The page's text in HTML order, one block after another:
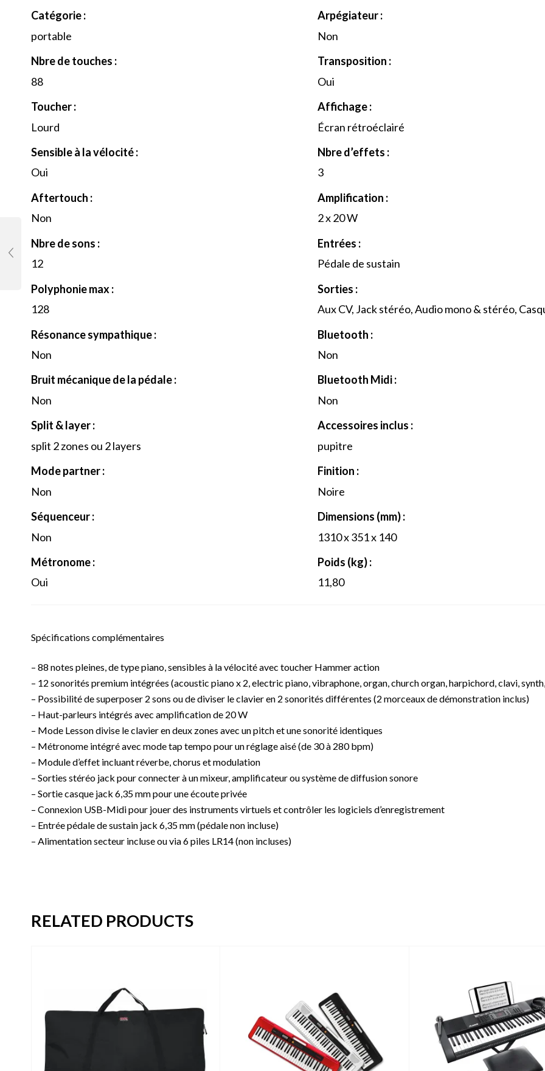
Catégorie :
portable
Nbre de touches :
88
Toucher :
Lourd
Sensible à la vélocité :
Oui
Aftertouch :
Non
Nbre de sons :
12
Polyphonie max :
128
Résonance sympathique :
Non
Bruit mécanique de la pédale :
Non
Split & layer :
split 2 zones ou 2 layers
Mode partner :
Non
Séquenceur :
Non
Métronome :
Oui
Arpégiateur :
Non
Transposition :
Oui
Affichage :
Écran rétroéclairé
Nbre d’effets :
3
Amplification :
2 x 20 W
Entrées :
Pédale de sustain
Sorties :
Aux CV, Jack stéréo, Audio mono & stéréo,
Bluetooth :
Non
Bluetooth Midi :
Non
Accessoires inclus :
pupitre
Finition :
Noire
Dimensions (mm) :
1310 x 351 x 140
Poids (kg) :
11,80
Spécifications complémentaires
– 88 notes pleines, de type piano, sensibles à la vélocité avec toucher Hammer action
– 12 sonorités premium intégrées (acoustic piano x 2, electric piano, vibraphone, organ, church organ, harpichord, clavi,
– Possibilité de superposer 2 sons ou de diviser le clavier en 2 sonorités différentes (2 morceaux de démonstration inclus)
– Haut-parleurs intégrés avec amplification de 20 W
– Mode Lesson divise le clavier en deux zones avec un pitch et une sonorité identiques
– Métronome intégré avec mode tap tempo pour un réglage aisé (de 30 à 280 bpm)
– Module d’effet incluant réverbe, chorus et modulation
– Sorties stéréo jack pour connecter à un mixeur, amplificateur ou système de diffusion sonore
– Sortie casque jack 6,35 mm pour une écoute privée
– Connexion USB-Midi pour jouer des instruments virtuels et contrôler les logiciels d’enregistrement
– Entrée pédale de sustain jack 6,35 mm (pédale non incluse)
– Alimentation secteur incluse ou via 6 piles LR14 (non incluses)
RELATED PRODUCTS